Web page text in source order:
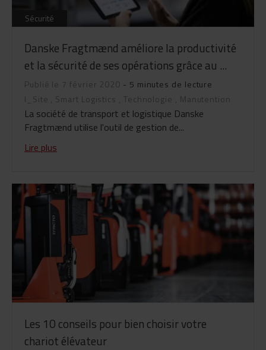
Sécurité
Danske Fragtmænd améliore la productivité
et la sécurité de ses opérations grâce au ...
Publié le 7 février 2020 - 5 minutes de lecture
I_Site , Smart Logistics , Technologie , Manutention
La société de transport et logistique Danske
Fragtmænd utilise l'outil de gestion de...
Lire plus
Les 10 conseils pour bien choisir votre
chariot élévateur